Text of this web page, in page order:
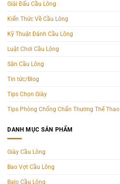
Giải Đấu Cầu Lông
Kiến Thức Về Cầu Lông
Kỹ Thuật Đánh Cầu Lông
Luật Chơi Cầu Lông
Sân Cầu Lông
Tin tức/Blog
Tips Chọn Giày
Tips Phòng Chống Chấn Thương Thể Thao
DANH MỤC SẢN PHẨM
Giày Cầu Lông
Bao Vợt Cầu Lông
Balo Cầu Lông